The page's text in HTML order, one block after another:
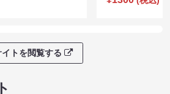
イトを閲覧する